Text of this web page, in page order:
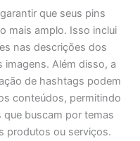
que seus pins
mais amplo. Isso inclui
nas descrições dos
Além disso, a
de hashtags podem
conteúdos, permitindo
que buscam por temas
produtos ou serviços.